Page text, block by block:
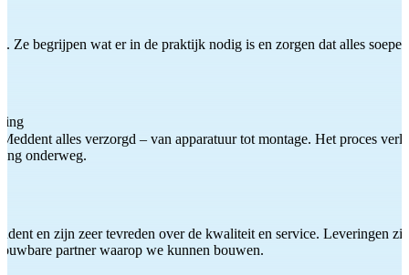
Ze begrijpen wat er in de praktijk nodig is en zorgen dat alles
alles verzorgd – van apparatuur tot montage. Het proces
onderweg.
en zijn zeer tevreden over de kwaliteit en service. Leveringen
partner waarop we kunnen bouwen.